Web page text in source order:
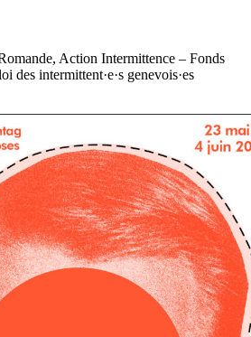
Action Intermittence – Fonds
des intermittent·e·s genevois·es